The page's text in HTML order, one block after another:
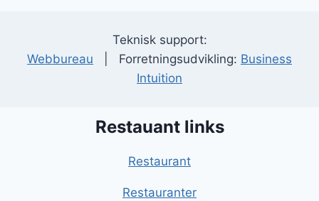
Teknisk support:
Webbureau | Forretningsudvikling: Business
Intuition
Restauant links
Restaurant
Restauranter